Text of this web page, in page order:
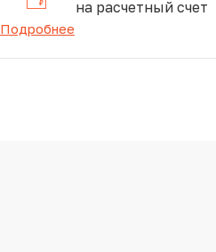
на расчетный счет
Подробнее